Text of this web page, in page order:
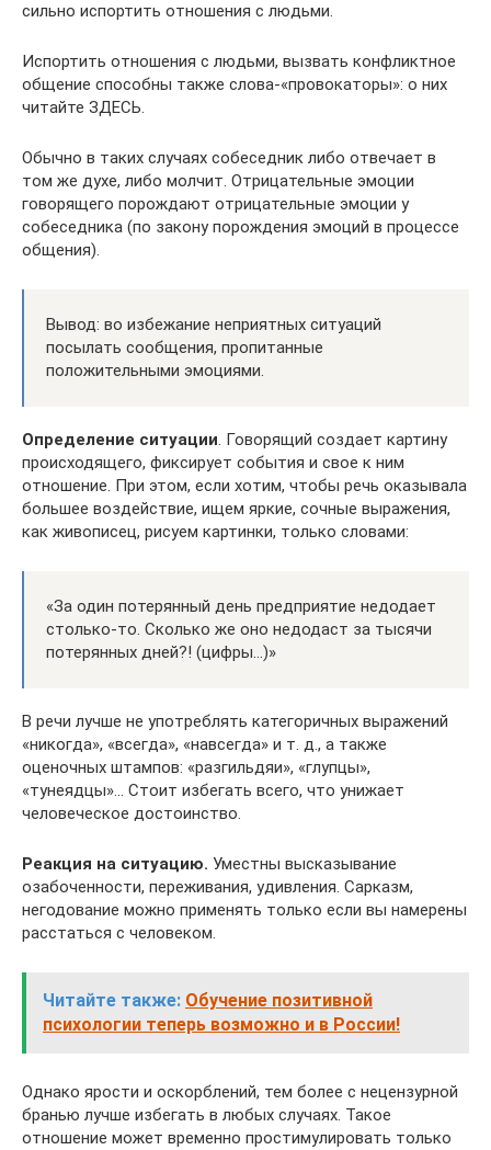
сильно испортить отношения с людьми.
Испортить отношения с людьми, вызвать конфликтное
общение способны также слова-«провокаторы»: о них
читайте ЗДЕСЬ.
Обычно в таких случаях собеседник либо отвечает в
том же духе, либо молчит. Отрицательные эмоции
говорящего порождают отрицательные эмоции у
собеседника (по закону порождения эмоций в процессе
общения).
Вывод: во избежание неприятных ситуаций
посылать сообщения, пропитанные
положительными эмоциями.
Определение ситуации. Говорящий создает картину
происходящего, фиксирует события и свое к ним
отношение. При этом, если хотим, чтобы речь оказывала
большее воздействие, ищем яркие, сочные выражения,
как живописец, рисуем картинки, только словами:
«За один потерянный день предприятие недодает
столько-то. Сколько же оно недодаст за тысячи
потерянных дней?! (цифры…)»
В речи лучше не употреблять категоричных выражений
«никогда», «всегда», «навсегда» и т. д., а также
оценочных штампов: «разгильдяи», «глупцы»,
«тунеядцы»… Стоит избегать всего, что унижает
человеческое достоинство.
Реакция на ситуацию. Уместны высказывание
озабоченности, переживания, удивления. Сарказм,
негодование можно применять только если вы намерены
расстаться с человеком.
Читайте также: Обучение позитивной
психологии теперь возможно и в России!
Однако ярости и оскорблений, тем более с нецензурной
бранью лучше избегать в любых случаях. Такое
отношение может временно простимулировать только